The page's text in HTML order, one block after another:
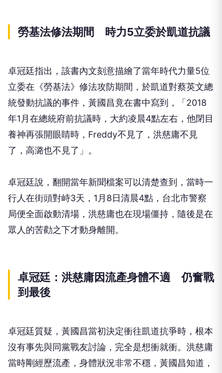
勞基法修法期間 時力5立委於凱道抗議
卓冠廷指出，該書內文刻意描繪了當年時代力量5位
立委在《勞基法》修法攻防期間，於凱道對蔡英文總
統發動抗議的事件，黃國昌竟在書中寫到，「2018
年1月在總統府前抗議時，大約凌晨4點左右，他閉目
養神再張開眼睛時，Freddy不見了，洪慈庸不見
了，高潞也不見了」。
卓冠廷說，翻開當年新聞檔案可以清楚查到，當時一
行人在街頭對峙3天，1月8日清晨4點，台北市警察
局便全面啟動清場，洪慈庸也在現場僵持，隨後是在
眾人的苦勸之下才動身離開。
卓冠廷：洪慈庸因流產身體不適 仍奮戰
到最後
卓冠廷質疑，黃國昌當初決定衝往凱道抗爭時，根本
沒有事先與同黨戰友討論，完全是想衝就衝。洪慈庸
當時剛經歷流產，身體狀況非常不穩，黃國昌知道，